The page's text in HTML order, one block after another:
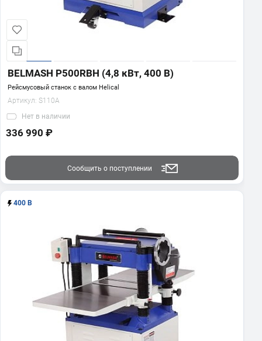
BELMASH P500RBH (4,8 кВт, 400 В)
Рейсмусовый станок с валом Helical
Артикул: S110A
Нет в наличии
336 990 ₽
Сообщить о поступлении
400 В